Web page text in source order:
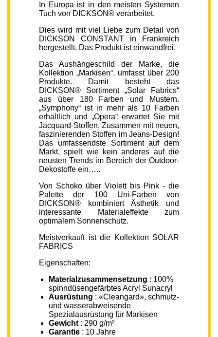
In Europa ist in den meisten Systemen
Tuch von DICKSON® verarbeitet.
Dies wird mit viel Liebe zum Detail von
DICKSON CONSTANT in Frankreich
hergestellt. Das Produkt ist einwandfrei.
Das Aushängeschild der Marke, die
Kollektion „Markisen“, umfasst über 200
Produkte. Damit besteht das
DICKSON® Sortiment „Solar Fabrics“
aus über 180 Farben und Mustern.
„Symphony“ ist in mehr als 10 Farben
erhältlich und „Opera“ erwartet Sie mit
Jacquard-Stoffen. Zusammen mit neuen,
faszinierenden Stoffen im Jeans-Design!
Das umfassendste Sortiment auf dem
Markt, spielt wie kein anderes auf die
neusten Trends im Bereich der Outdoor-
Dekostoffe ein…..
Von Schoko über Violett bis Pink - die
Palette der 100 Uni-Farben von
DICKSON® kombiniert Ästhetik und
interessante Materialeffekte zum
optimalem Sonnenschutz.
Meistverkauft ist die Kollektion SOLAR
FABRICS
Eigenschaften:
Materialzusammensetzung : 100%
spinndüsengefärbtes Acryl Sunacryl
Ausrüstung : «Cleangard», schmutz-
und wasserabweisende
Spezialausrüstung für Markisen
Gewicht : 290 g/m²
Garantie : 10 Jahre